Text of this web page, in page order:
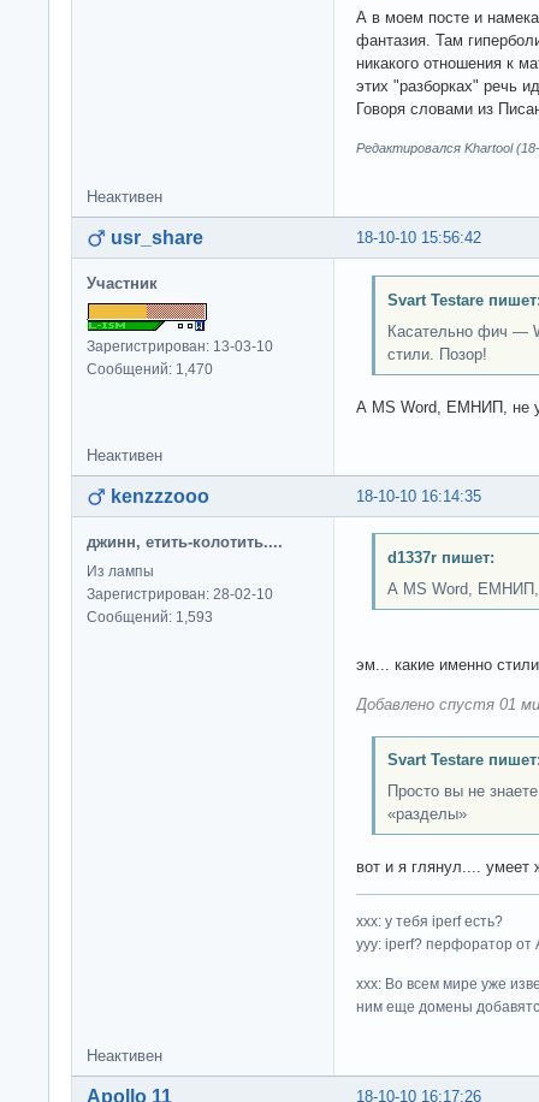
А в моем посте и
фантазия. Там
никакого отношения к
этих "разборках" речь
Говоря словами из
Редактировался Khartool
Неактивен
18-10-10 15:56:42
usr_share
Участник
Зарегистрирован: 13-03-10
Сообщений: 1,470
Svart Testare
Касательно фич —
стили. Позор!
А MS Word, ЕМНИП, не
Неактивен
18-10-10 16:14:35
kenzzzooo
джинн, етить-колотить....
Из лампы
Зарегистрирован: 28-02-10
Сообщений: 1,593
d1337r пишет:
А MS Word, ЕМНИП,
эм... какие именно
Добавлено спустя 01
Svart Testare
Просто вы не
«разделы»
вот и я глянул....
ххх: у тебя iperf есть?
yyy: iperf? перфоратор от
xxx: Во всем мире уже
ним еще домены
Неактивен
18-10-10 16:17:26
Apollo 11